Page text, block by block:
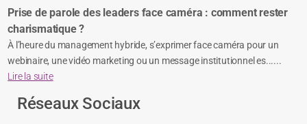
Prise de parole des leaders face caméra : comment rester
charismatique ?
À l’heure du management hybride, s’exprimer face caméra pour un
webinaire, une vidéo marketing ou un message institutionnel es......
Lire la suite
Réseaux Sociaux